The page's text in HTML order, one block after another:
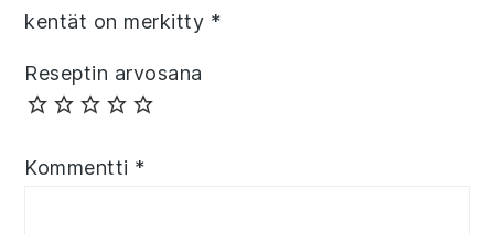
kentät on merkitty *
Reseptin arvosana
Kommentti *